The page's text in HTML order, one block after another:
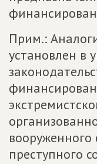
Прим.:
установлен в
преступного